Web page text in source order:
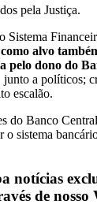
pela Justiça.
Sistema
alvo
pelo dono do
a políticos;
escalão.
do Banco
sistema
notícias
de nosso